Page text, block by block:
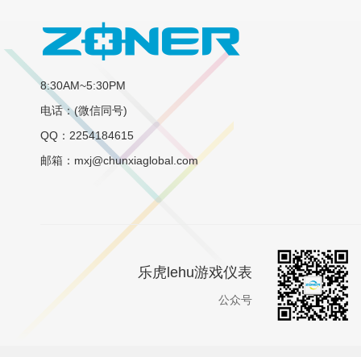
8:30AM~5:30PM
电话：(微信同号)
QQ：2254184615
邮箱：mxj@chunxiaglobal.com
乐虎lehu游戏仪表
公众号